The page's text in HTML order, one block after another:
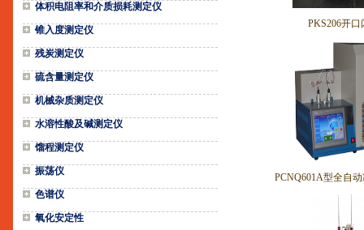
体积电阻率和介质损耗测定仪
锥入度测定仪
残炭测定仪
硫含量测定仪
机械杂质测定仪
水溶性酸及碱测定仪
馏程测定仪
振荡仪
色谱仪
氧化安定性
PKS206开口
PCNQ601A型全自